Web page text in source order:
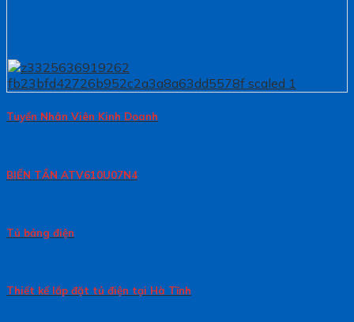
Tuyển Nhân Viên Kinh Doanh
BIẾN TẦN ATV610U07N4
Tủ bảng điện
Thiết kế lắp đặt tủ điện tại Hà Tĩnh